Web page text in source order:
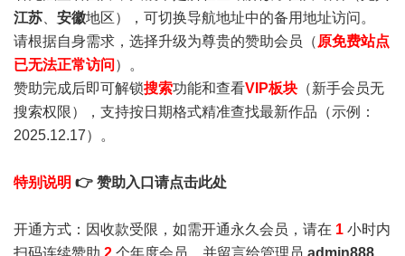
江苏
安徽地区），可切换导航地址中的备用地址访问。
请根据自身需求，选择升级为尊贵的赞助会员（ 原免费站点
已无法正常访问 ）。
赞助完成后即可解锁搜索功能和查看VIP板块 （新手会员无
搜索权限），支持按日期格式精准查找最新作品（示例：
2025.12.17）。
特别说明 👉 赞助入口请点击此处
开通方式：因收款受限，如需开通永久会员，请在 1 小时内
扫码连续赞助 2 个年度会员，并留言给管理员 admin888